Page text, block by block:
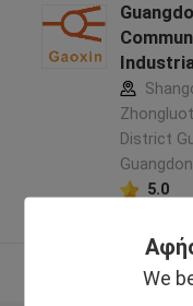
We
District
5.0